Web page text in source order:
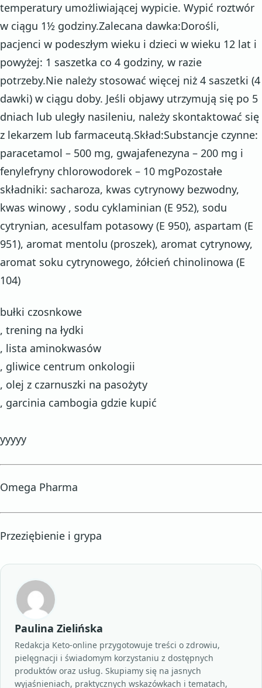
temperatury umożliwiającej wypicie. Wypić roztwór
w ciągu 1½ godziny.Zalecana dawka:Dorośli,
pacjenci w podeszłym wieku i dzieci w wieku 12 lat i
powyżej: 1 saszetka co 4 godziny, w razie
potrzeby.Nie należy stosować więcej niż 4 saszetki (4
dawki) w ciągu doby. Jeśli objawy utrzymują się po 5
dniach lub uległy nasileniu, należy skontaktować się
z lekarzem lub farmaceutą.Skład:Substancje czynne:
paracetamol – 500 mg, gwajafenezyna – 200 mg i
fenylefryny chlorowodorek – 10 mgPozostałe
składniki: sacharoza, kwas cytrynowy bezwodny,
kwas winowy , sodu cyklaminian (E 952), sodu
cytrynian, acesulfam potasowy (E 950), aspartam (E
951), aromat mentolu (proszek), aromat cytrynowy,
aromat soku cytrynowego, żółcień chinolinowa (E
104)
bułki czosnkowe
, trening na łydki
, lista aminokwasów
, gliwice centrum onkologii
, olej z czarnuszki na pasożyty
, garcinia cambogia gdzie kupić
yyyyy
Omega Pharma
Przeziębienie i grypa
Paulina Zielińska
Redakcja Keto-online przygotowuje treści o zdrowiu,
pielęgnacji i świadomym korzystaniu z dostępnych
produktów oraz usług. Skupiamy się na jasnych
wyjaśnieniach, praktycznych wskazówkach i tematach,